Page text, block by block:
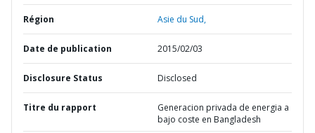
Région Asie du Sud,
Date de publication 2015/02/03
Disclosure Status Disclosed
Titre du rapport
Generacion privada de energia a
bajo coste en Bangladesh